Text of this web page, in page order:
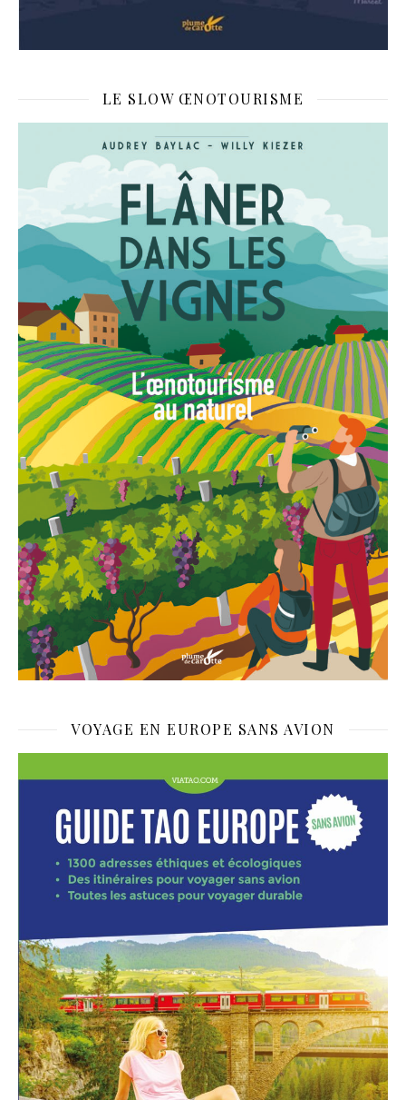
LE SLOW ŒNOTOURISME
VOYAGE EN EUROPE SANS AVION